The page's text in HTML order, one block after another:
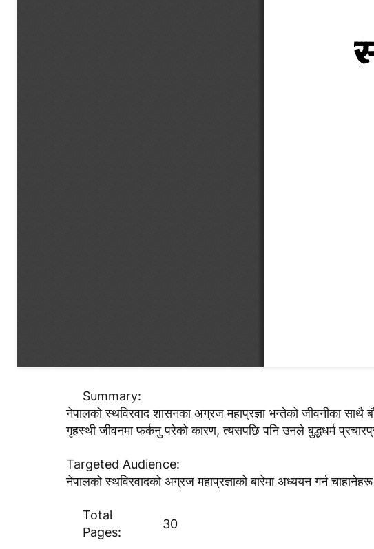
Summary:
नेपालकाे स्थविरवाद शासनका अग्रज महाप्रज्ञा भन्तेकाे जीवनीका साथै
गृहस्थी जीवनमा फर्कनु परेकाे कारण, त्यसपछि पनि उनले बुद्धधर्म
Targeted Audience:
नेपालकाे स्थविरवादकाे अग्रज महाप्रज्ञाकाे बारेमा अध्ययन गर्न
Total
Pages:
30